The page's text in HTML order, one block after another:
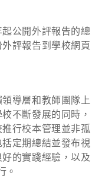
公開外評報告的總
評報告到學校網頁
導層和教師團隊上
不斷發展的同時，
行校本管理並非孤
定期總結並發布視
的實踐經驗，以及
。